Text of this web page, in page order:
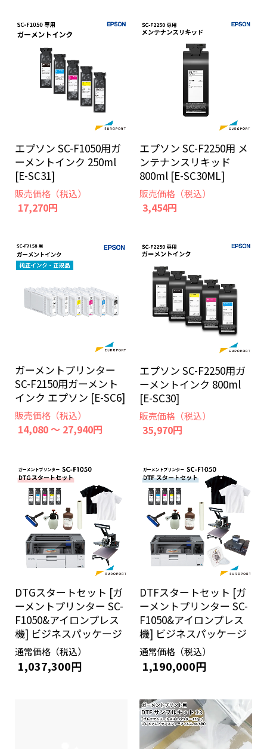
エプソン SC-F1050用ガ
ーメントインク 250ml
[E-SC31]
販売価格（税込）
17,270円
エプソン SC-F2250用 メ
ンテナンスリキッド
800ml [E-SC30ML]
販売価格（税込）
3,454円
ガーメントプリンター
SC-F2150用ガーメント
インク エプソン [E-SC6]
販売価格（税込）
14,080 ～ 27,940円
エプソン SC-F2250用ガ
ーメントインク 800ml
[E-SC30]
販売価格（税込）
35,970円
DTGスタートセット [ガ
ーメントプリンター SC-
F1050&アイロンプレス
機] ビジネスパッケージ
通常価格（税込）
1,037,300円
DTFスタートセット [ガ
ーメントプリンター SC-
F1050&アイロンプレス
機] ビジネスパッケージ
通常価格（税込）
1,190,000円